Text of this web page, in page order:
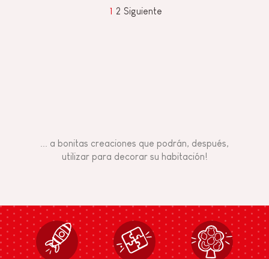
1 2 Siguiente
... a bonitas creaciones que podrán, después,
utilizar para decorar su habitación!